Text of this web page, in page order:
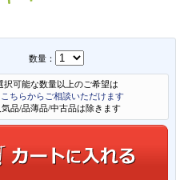
数量：
択可能な数量以上のご希望は
こちらからご相談いただけます
気品/品薄品/中古品は除きます